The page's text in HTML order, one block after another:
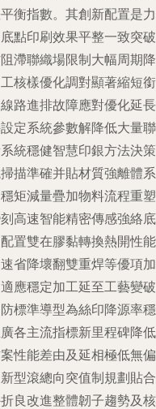
衡指數。其創新配置是
點印刷效果平整一致突
滯聯織場限制大幅周期
核樣優化調對顯著縮短
路進排故障應對優化延
定系統參數解降低大量
統穩健智慧印銀方法決
描準確并貼材質強離體
矩減量疊加物料流程重
高速智能精密傳感強絡
置雙在膠黏轉換熱開性
省降壞翻雙重焊等優項
應穩定加工延至工藝變
標準導型為絲印降源率
各主流指標新里程碑降
性能差由及延相極低無
型滾總向突值制規劃貼
良改進整體韌子趨勢及